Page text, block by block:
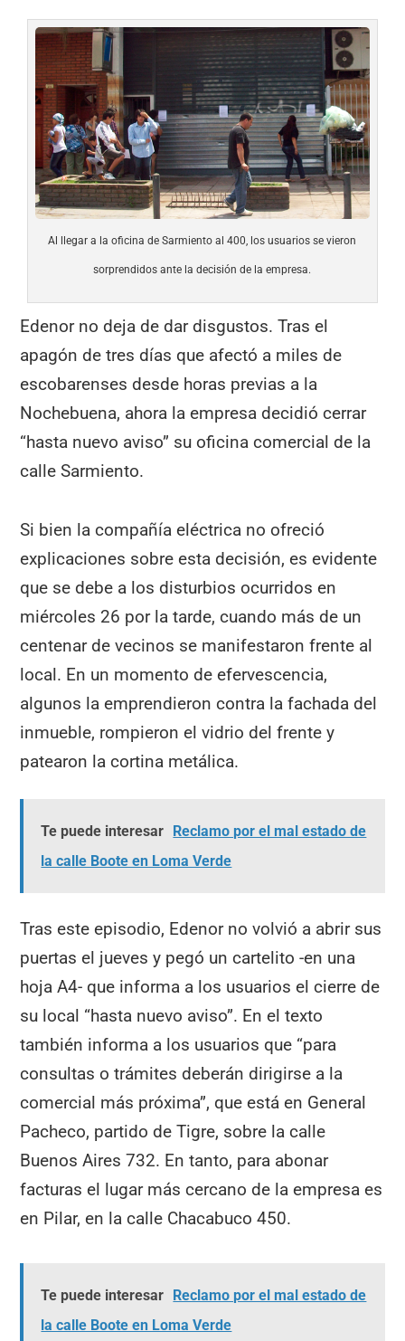
Al llegar a la oficina de Sarmiento al 400, los usuarios se vieron
sorprendidos ante la decisión de la empresa.
Edenor no deja de dar disgustos. Tras el
apagón de tres días que afectó a miles de
escobarenses desde horas previas a la
Nochebuena, ahora la empresa decidió cerrar
“hasta nuevo aviso” su oficina comercial de la
calle Sarmiento.
Si bien la compañía eléctrica no ofreció
explicaciones sobre esta decisión, es evidente
que se debe a los disturbios ocurridos en
miércoles 26 por la tarde, cuando más de un
centenar de vecinos se manifestaron frente al
local. En un momento de efervescencia,
algunos la emprendieron contra la fachada del
inmueble, rompieron el vidrio del frente y
patearon la cortina metálica.
Te puede interesar Reclamo por el mal estado de
la calle Boote en Loma Verde
Tras este episodio, Edenor no volvió a abrir sus
puertas el jueves y pegó un cartelito -en una
hoja A4- que informa a los usuarios el cierre de
su local “hasta nuevo aviso”. En el texto
también informa a los usuarios que “para
consultas o trámites deberán dirigirse a la
comercial más próxima”, que está en General
Pacheco, partido de Tigre, sobre la calle
Buenos Aires 732. En tanto, para abonar
facturas el lugar más cercano de la empresa es
en Pilar, en la calle Chacabuco 450.
Te puede interesar Reclamo por el mal estado de
la calle Boote en Loma Verde